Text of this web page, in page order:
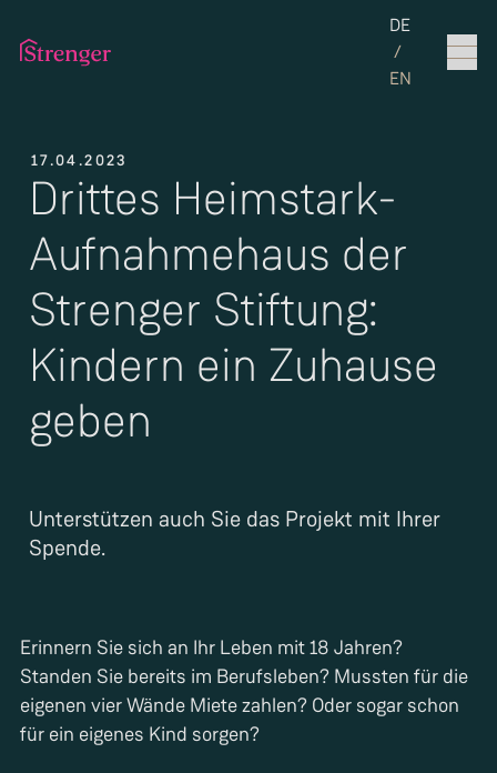
Set the
DE
/
EN
17.04.2023
Drittes Heimstark-
Aufnahmehaus der
Strenger Stiftung:
Kindern ein Zuhause
geben
Unterstützen auch Sie das Projekt mit Ihrer
Spende.
Erinnern Sie sich an Ihr Leben mit 18 Jahren?
Standen Sie bereits im Berufsleben? Mussten für die
eigenen vier Wände Miete zahlen? Oder sogar schon
für ein eigenes Kind sorgen?